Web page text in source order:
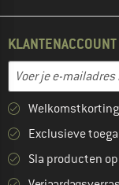
E-mailadres
Vul je e-mailadres
Exclusieve
Sla producten